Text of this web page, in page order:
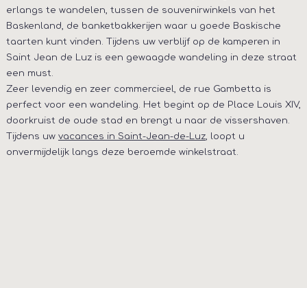
erlangs te wandelen, tussen de souvenirwinkels van het
Baskenland, de banketbakkerijen waar u goede Baskische
taarten kunt vinden. Tijdens uw verblijf op de kamperen in
Saint Jean de Luz is een gewaagde wandeling in deze straat
een must.
Zeer levendig en zeer commercieel, de rue Gambetta is
perfect voor een wandeling. Het begint op de Place Louis XIV,
doorkruist de oude stad en brengt u naar de vissershaven.
Tijdens uw vacances in Saint-Jean-de-Luz, loopt u
onvermijdelijk langs deze beroemde winkelstraat.